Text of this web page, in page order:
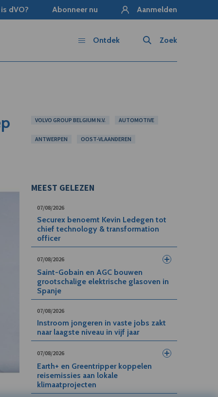
dVO? Abonneer nu Aanmelden
Zoek
Ontdek
VOLVO GROUP BELGIUM N.V. AUTOMOTIVE
ANTWERPEN OOST-VLAANDEREN
MEEST GELEZEN
07/08/2026
Securex benoemt Kevin Ledegen tot
chief technology & transformation
officer
07/08/2026
Saint-Gobain en AGC bouwen
grootschalige elektrische glasoven in
Spanje
07/08/2026
Instroom jongeren in vaste jobs zakt
naar laagste niveau in vijf jaar
07/08/2026
Earth+ en Greentripper koppelen
reisemissies aan lokale
klimaatprojecten